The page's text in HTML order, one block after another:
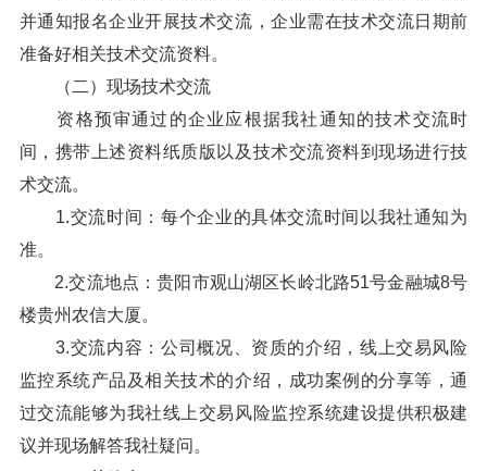
并通知报名企业开展技术交流，企业需在技术交流日期前
准备好相关技术交流资料。
（二）现场技术交流
资格预审通过的企业应根据我社通知的技术交流时
间，携带上述资料纸质版以及技术交流资料到现场进行技
术交流。
1.交流时间：每个企业的具体交流时间以我社通知为
准。
2.交流地点：贵阳市观山湖区长岭北路51号金融城8号
楼贵州农信大厦。
3.交流内容：公司概况、资质的介绍，线上交易风险
监控系统产品及相关技术的介绍，成功案例的分享等，通
过交流能够为我社线上交易风险监控系统建设提供积极建
议并现场解答我社疑问。